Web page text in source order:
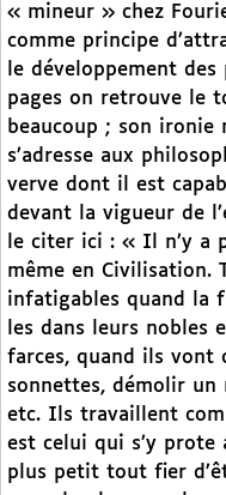
« mineur » chez
comme principe
le développement des
pages on retrouve le
beaucoup ; son
s’adresse aux
verve dont il est
devant la vigueur de
le citer ici : « Il n’y a
même en Civilisation.
infatigables quand la
les dans leurs nobles
farces, quand ils vont
sonnettes, démolir un
etc. Ils travaillent
est celui qui s’y prote
plus petit tout fier